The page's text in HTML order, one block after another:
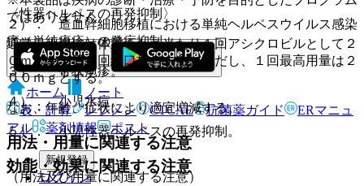
２）． 造血幹細胞移植における単純ヘルペスウイルス感染
症（単純疱疹）の発症抑制。
３）． 帯状疱疹。
４）． 小児水痘。
５）． 小児性器ヘルペスの再発抑制。
効能・効果に関連する注意
〈性器ヘルペスの再発抑制〉
通常、小児には体重１ｋｇ当たり１回アシクロビルとして２
０ｍｇを１日４回経口投与する。ただし、１回最高用量は２
００ｍｇとする。
なお、年齢、症状により適宜増減する。
用法・用量に関連する注意
（用法及び用量に関連する注意）
ではありません。
ホーム
ノート
表・計算
レジメン CTCAE 抗菌薬ガイド
ERマニュ
アル
薬剤情報 ポスト
新規登録
ログイン